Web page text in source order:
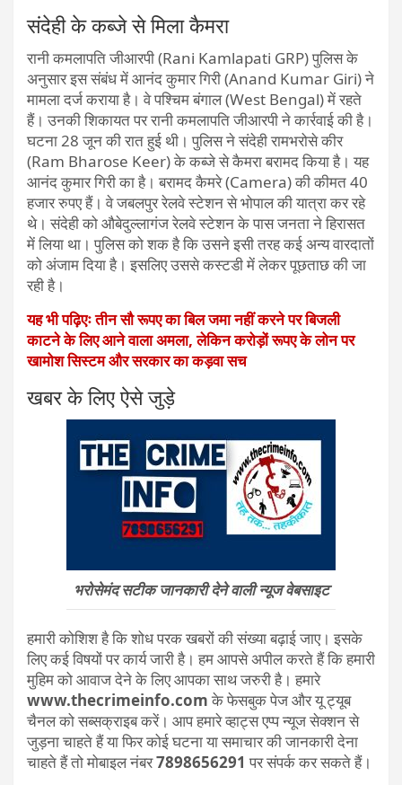
संदेही के कब्जे से मिला कैमरा
रानी कमलापति जीआरपी (Rani Kamlapati GRP) पुलिस के
अनुसार इस संबंध में आनंद कुमार गिरी (Anand Kumar Giri) ने
मामला दर्ज कराया है। वे पश्चिम बंगाल (West Bengal) में रहते
हैं। उनकी शिकायत पर रानी कमलापति जीआरपी ने कार्रवाई की है।
घटना 28 जून की रात हुई थी। पुलिस ने संदेही रामभरोसे कीर
(Ram Bharose Keer) के कब्जे से कैमरा बरामद किया है। यह
आनंद कुमार गिरी का है। बरामद कैमरे (Camera) की कीमत 40
हजार रुपए हैं। वे जबलपुर रेलवे स्टेशन से भोपाल की यात्रा कर रहे
थे। संदेही को औबेदुल्लागंज रेलवे स्टेशन के पास जनता ने हिरासत
में लिया था। पुलिस को शक है कि उसने इसी तरह कई अन्य वारदातों
को अंजाम दिया है। इसलिए उससे कस्टडी में लेकर पूछताछ की जा
रही है।
यह भी पढ़िएः तीन सौ रूपए का बिल जमा नहीं करने पर बिजली
काटने के लिए आने वाला अमला, लेकिन करोड़ों रूपए के लोन पर
खामोश सिस्टम और सरकार का कड़वा सच
खबर के लिए ऐसे जुड़े
भरोसेमंद सटीक जानकारी देने वाली न्यूज वेबसाइट
हमारी कोशिश है कि शोध परक खबरों की संख्या बढ़ाई जाए। इसके
लिए कई विषयों पर कार्य जारी है। हम आपसे अपील करते हैं कि हमारी
मुहिम को आवाज देने के लिए आपका साथ जरुरी है। हमारे
www.thecrimeinfo.comके फेसबुक पेज और यू ट्यूब
चैनल को सब्सक्राइब करें। आप हमारे व्हाट्स एप्प न्यूज सेक्शन से
जुड़ना चाहते हैं या फिर कोई घटना या समाचार की जानकारी देना
चाहते हैं तो मोबाइल नंबर7898656291 पर संपर्क कर सकते हैं।